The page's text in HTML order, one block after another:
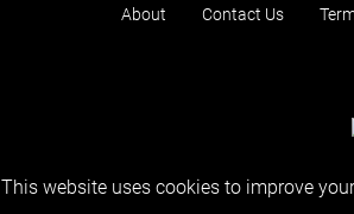
About Contact Us
This website uses cookies to improve